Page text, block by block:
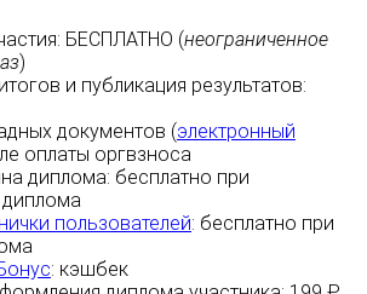
БЕСПЛАТНО (неограниченное
)
и публикация результатов:
документов (электронный
оплаты оргвзноса
диплома: бесплатно при
пользователей: бесплатно при
: кэшбек